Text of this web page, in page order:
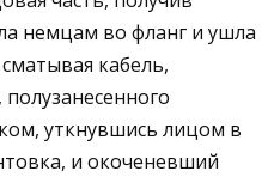
немцам во фланг и ушла
кабель,
уткнувшись лицом в
и окоченевший